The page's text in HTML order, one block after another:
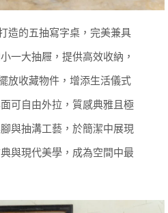
造的五抽寫字桌，完美兼具
一大抽屜，提供高效收納，
放收藏物件，增添生活儀式
可自由外拉，質感典雅且極
與抽溝工藝，於簡潔中展現
與現代美學，成為空間中最